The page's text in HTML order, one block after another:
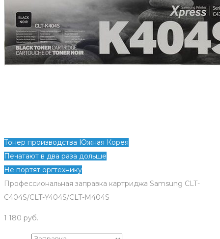
Тонер производства Южная Корея
Печатают в два раза дольше
Не портят оргтехнику
Профессиональная заправка картриджа Samsung CLT-
C404S/CLT-Y404S/CLT-M404S
1 180 руб.